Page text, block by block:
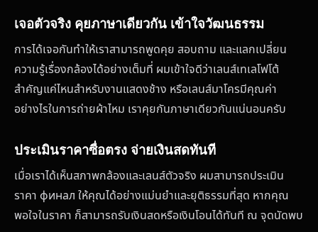
เจอตัวจริง คุยภาษาเดียวกัน เข้าใจวัฒนธรรม
การได้เจอกันทำให้เราสามารถพูดคุย สอบถาม และแลกเปลี่ยน
ความรู้เรื่องกล้องได้อย่างเต็มที่ ผมเข้าใจดีว่าเลนส์เทเลโฟโต้
สำคัญแค่ไหนสำหรับงานแสดงช้าง หรือเลนส์มาโครมีคุณค่า
อย่างไรในการถ่ายผ้าไหม เราคุยกันภาษาเดียวกันแน่นอนครับ
ประเมินราคาซื่อตรง จ่ายเงินสดทันที
เมื่อเราได้เห็นสภาพกล้องและเลนส์ตัวจริง ผมสามารถประเมิน
ราคา финал ให้คุณได้อย่างแม่นยำและยุติธรรมที่สุด หากคุณ
พอใจในราคา ก็สามารถรับเงินสดหรือเงินโอนได้ทันที ณ จุดนัดพบ